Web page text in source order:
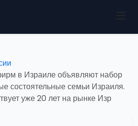
в Израиле объявляют набор
состоятельные семьи Израиля.
уже 20 лет на рынке Изр